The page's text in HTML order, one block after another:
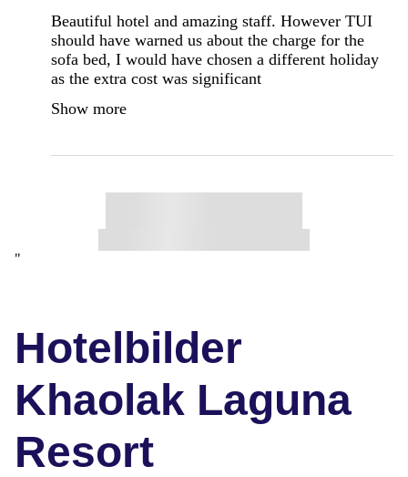
Beautiful hotel and amazing staff. However TUI
should have warned us about the charge for the
sofa bed, I would have chosen a different holiday
as the extra cost was significant
Show more
"
Hotelbilder
Khaolak Laguna
Resort